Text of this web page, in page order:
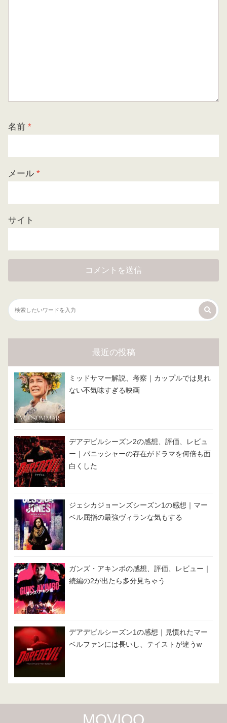
名前 *
メール *
サイト
最近の投稿
ミッドサマー解説、考察｜カップルでは見れ
ない不気味すぎる映画
デアデビルシーズン2の感想、評価、レビュ
ー｜パニッシャーの存在がドラマを何倍も面
白くした
ジェシカジョーンズシーズン1の感想｜マー
ベル屈指の最強ヴィランな気もする
ガンズ・アキンボの感想、評価、レビュー｜
続編の2が出たら多分見ちゃう
デアデビルシーズン1の感想｜見慣れたマー
ベルファンには長いし、テイストが違うw